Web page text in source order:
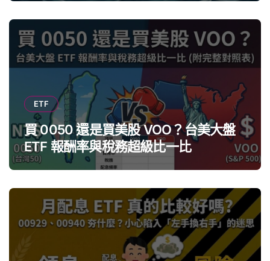
ETF
買 0050 還是買美股 VOO？台美大盤
ETF 報酬率與稅務超級比一比